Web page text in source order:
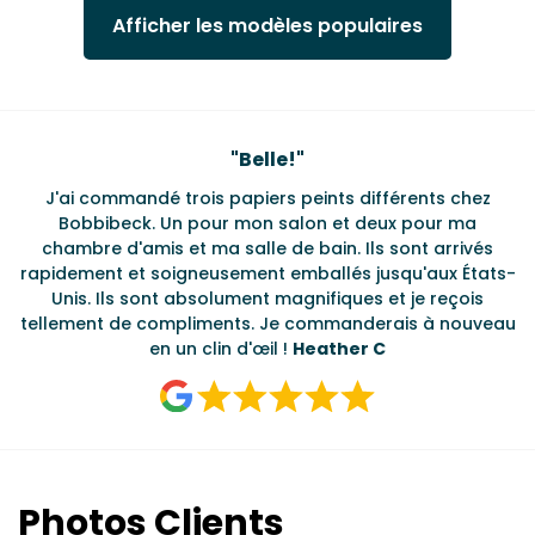
Afficher les modèles populaires
"Belle!"
J'ai commandé trois papiers peints différents chez
Bobbibeck. Un pour mon salon et deux pour ma
chambre d'amis et ma salle de bain. Ils sont arrivés
rapidement et soigneusement emballés jusqu'aux États-
Unis. Ils sont absolument magnifiques et je reçois
tellement de compliments. Je commanderais à nouveau
en un clin d'œil ! Heather C
Photos Clients